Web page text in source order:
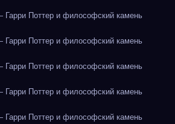
Поттер и философский камень
Поттер и философский камень
Поттер и философский камень
Поттер и философский камень
Поттер и философский камень